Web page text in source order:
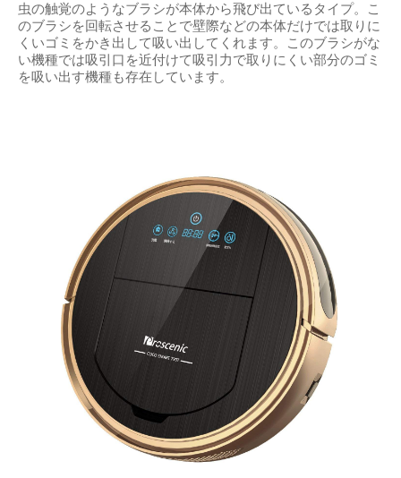
虫の触覚のようなブラシが本体から飛び出ているタイプ。こ
のブラシを回転させることで壁際などの本体だけでは取りに
くいゴミをかき出して吸い出してくれます。このブラシがな
い機種では吸引口を近付けて吸引力で取りにくい部分のゴミ
を吸い出す機種も存在しています。